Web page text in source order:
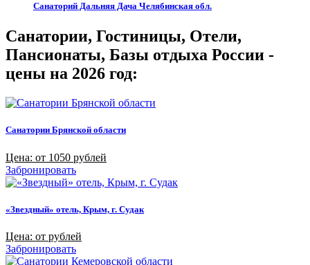
Санаторий Дальняя Дача Челябинская обл.
Санатории, Гостиницы, Отели,
Пансионаты, Базы отдыха России -
цены на 2026 год:
Санатории Брянской области
Цена: от 1050 рублей
Забронировать
«Звездный» отель, Крым, г. Судак
Цена: от рублей
Забронировать